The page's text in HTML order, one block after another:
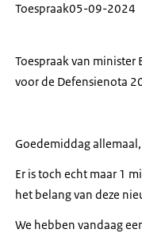
Toespraak05-09-2024
Toespraak van minister
voor de Defensienota
Goedemiddag allemaal,
Er is toch echt maar 1
het belang van deze
We hebben vandaag